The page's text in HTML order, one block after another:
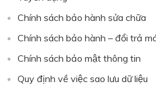
Chính sách bảo hành sửa chữa
Chính sách bảo hành – đổi trả
Chính sách bảo mật thông tin
Quy định về việc sao lưu dữ liệu